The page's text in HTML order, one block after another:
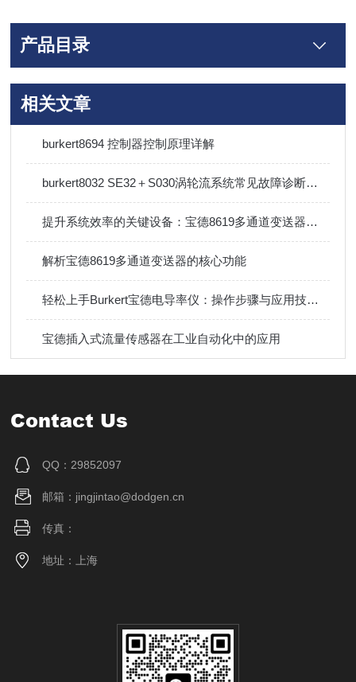
产品目录
相关文章
burkert8694 控制器控制原理详解
burkert8032 SE32＋S030涡轮流系统常见故障诊断与排除方法
提升系统效率的关键设备：宝德8619多通道变送器技术详解
解析宝德8619多通道变送器的核心功能
轻松上手Burkert宝德电导率仪：操作步骤与应用技巧指南
宝德插入式流量传感器在工业自动化中的应用
Contact Us
QQ：29852097
邮箱：jingjintao@dodgen.cn
传真：
地址：上海